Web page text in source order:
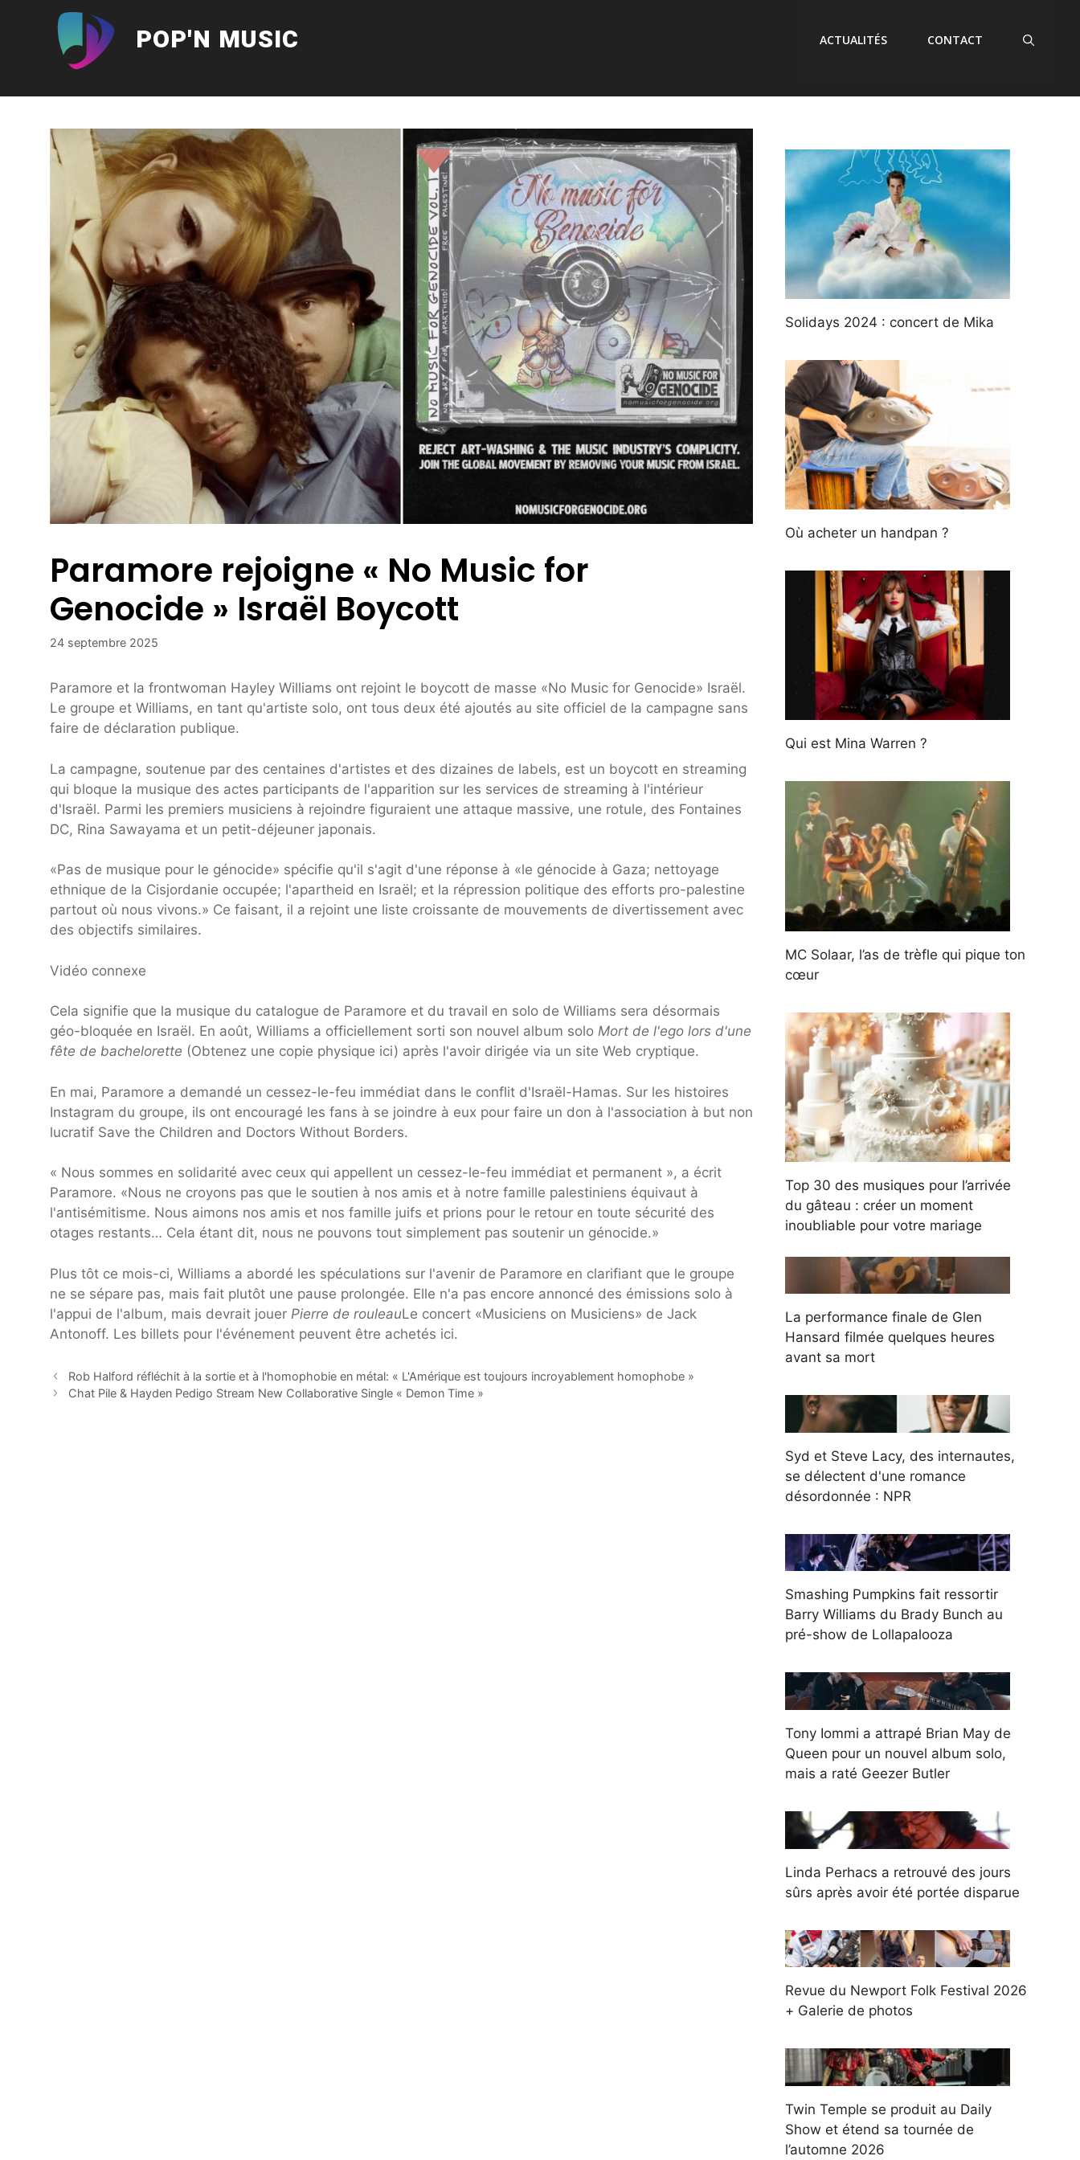
POP'N MUSIC ACTUALITÉS CONTACT
Paramore rejoigne « No Music for
Genocide » Israël Boycott
24 septembre 2025
Paramore et la frontwoman Hayley Williams ont rejoint le boycott de masse «No Music for Genocide» Israël.
Le groupe et Williams, en tant qu'artiste solo, ont tous deux été ajoutés au site officiel de la campagne sans
faire de déclaration publique.
La campagne, soutenue par des centaines d'artistes et des dizaines de labels, est un boycott en streaming
qui bloque la musique des actes participants de l'apparition sur les services de streaming à l'intérieur
d'Israël. Parmi les premiers musiciens à rejoindre figuraient une attaque massive, une rotule, des Fontaines
DC, Rina Sawayama et un petit-déjeuner japonais.
«Pas de musique pour le génocide» spécifie qu'il s'agit d'une réponse à «le génocide à Gaza; nettoyage
ethnique de la Cisjordanie occupée; l'apartheid en Israël; et la répression politique des efforts pro-palestine
partout où nous vivons.» Ce faisant, il a rejoint une liste croissante de mouvements de divertissement avec
des objectifs similaires.
Vidéo connexe
Cela signifie que la musique du catalogue de Paramore et du travail en solo de Williams sera désormais
géo-bloquée en Israël. En août, Williams a officiellement sorti son nouvel album solo Mort de l'ego lors d'une
fête de bachelorette (Obtenez une copie physique ici) après l'avoir dirigée via un site Web cryptique.
En mai, Paramore a demandé un cessez-le-feu immédiat dans le conflit d'Israël-Hamas. Sur les histoires
Instagram du groupe, ils ont encouragé les fans à se joindre à eux pour faire un don à l'association à but non
lucratif Save the Children and Doctors Without Borders.
« Nous sommes en solidarité avec ceux qui appellent un cessez-le-feu immédiat et permanent », a écrit
Paramore. «Nous ne croyons pas que le soutien à nos amis et à notre famille palestiniens équivaut à
l'antisémitisme. Nous aimons nos amis et nos famille juifs et prions pour le retour en toute sécurité des
otages restants… Cela étant dit, nous ne pouvons tout simplement pas soutenir un génocide.»
Plus tôt ce mois-ci, Williams a abordé les spéculations sur l'avenir de Paramore en clarifiant que le groupe
ne se sépare pas, mais fait plutôt une pause prolongée. Elle n'a pas encore annoncé des émissions solo à
l'appui de l'album, mais devrait jouer Pierre de rouleauLe concert «Musiciens on Musiciens» de Jack
Antonoff. Les billets pour l'événement peuvent être achetés ici.
Rob Halford réfléchit à la sortie et à l'homophobie en métal: « L'Amérique est toujours incroyablement homophobe »
Chat Pile & Hayden Pedigo Stream New Collaborative Single « Demon Time »
Solidays 2024 : concert de Mika
Où acheter un handpan ?
Qui est Mina Warren ?
MC Solaar, l’as de trèfle qui pique ton
cœur
Top 30 des musiques pour l’arrivée
du gâteau : créer un moment
inoubliable pour votre mariage
La performance finale de Glen
Hansard filmée quelques heures
avant sa mort
Syd et Steve Lacy, des internautes,
se délectent d'une romance
désordonnée : NPR
Smashing Pumpkins fait ressortir
Barry Williams du Brady Bunch au
pré-show de Lollapalooza
Tony Iommi a attrapé Brian May de
Queen pour un nouvel album solo,
mais a raté Geezer Butler
Linda Perhacs a retrouvé des jours
sûrs après avoir été portée disparue
Revue du Newport Folk Festival 2026
+ Galerie de photos
Twin Temple se produit au Daily
Show et étend sa tournée de
l’automne 2026